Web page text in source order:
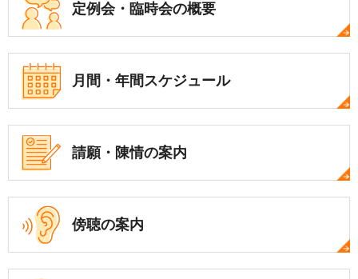
定例会・ 臨時会の概要
月間・年間スケジュール
請願・陳情の案内
傍聴の案内